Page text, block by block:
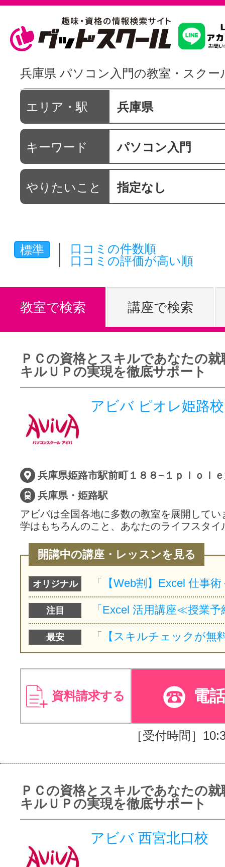
習いたいこ
スクールを
駅・路線か
通信講座を
体験レッス
やりたいこ
特集をみる
グッドスク
サイトマッ
兵庫県 パソコン入門の教室・スクー
エリア・駅 兵庫県
キーワード パソコン入門
やりたいこと 指定なし
標準
口コミの件数順
口コミの評価が高い順
教室で検索 講座で検索
ＰＣの資格とスキルであなたの就
キルＵＰの実現を徹底サポート
アビバ ピオレ姫路校
兵庫県・姫路駅
アビバは全国各地に多数の教室を展開してい
学はもちろんのこと、あなたのライフスタ
開講中の講座・レッスンを見る
オリジナル
注目
最安
資料請求する 電
［受付時間］
ＰＣの資格とスキルであなたの就
キルＵＰの実現を徹底サポート
アビバ 西宮北口校